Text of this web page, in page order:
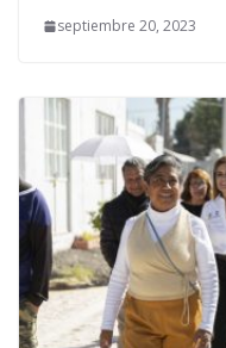
septiembre 20, 2023